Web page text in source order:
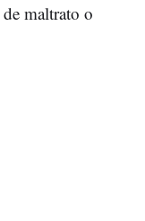
de maltrato o